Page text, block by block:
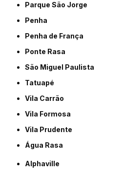
Parque São Jorge
Penha
Penha de França
Ponte Rasa
São Miguel Paulista
Tatuapé
Vila Carrão
Vila Formosa
Vila Prudente
Água Rasa
Alphaville